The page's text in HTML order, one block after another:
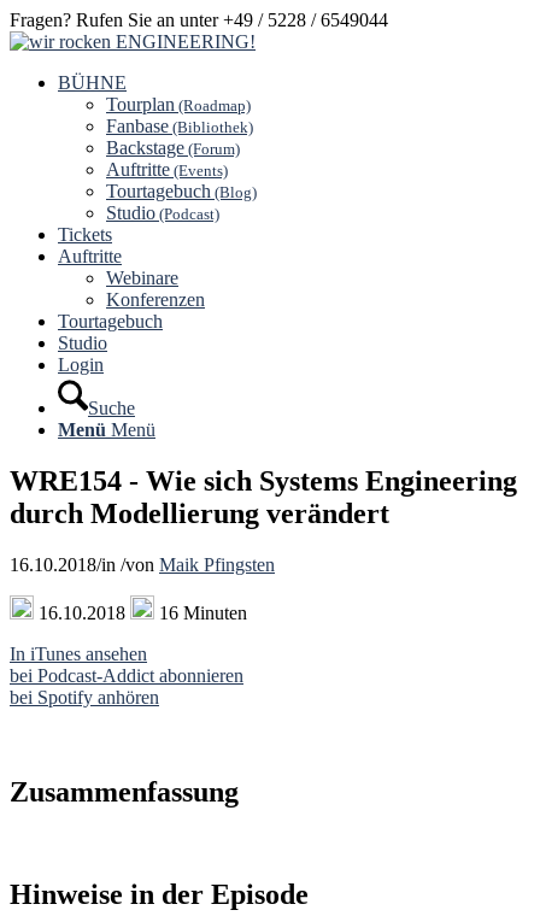
Fragen? Rufen Sie an unter +49 / 5228 / 6549044
BÜHNE
Tourplan (Roadmap)
Fanbase (Bibliothek)
Backstage (Forum)
Auftritte (Events)
Tourtagebuch (Blog)
Studio (Podcast)
Tickets
Auftritte
Webinare
Konferenzen
Tourtagebuch
Studio
Login
Suche
Menü Menü
WRE154 - Wie sich Systems Engineering
durch Modellierung verändert
16.10.2018/in /von Maik Pfingsten
16.10.2018
16 Minuten
In iTunes ansehen
bei Podcast-Addict abonnieren
bei Spotify anhören
Zusammenfassung
Hinweise in der Episode